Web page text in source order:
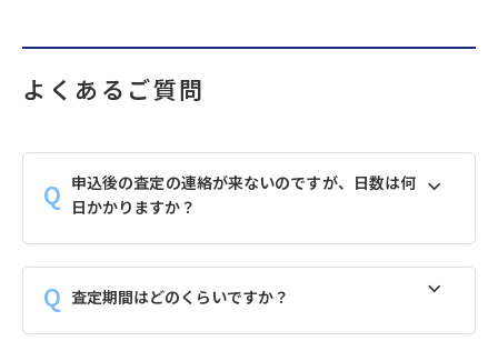
よくあるご質問
申込後の査定の連絡が来ないのですが、日数は何
日かかりますか？
査定期間はどのくらいですか？